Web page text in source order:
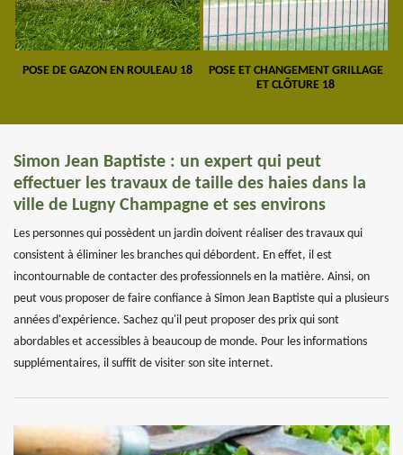
POSE DE GAZON EN ROULEAU 18
POSE ET CHANGEMENT GRILLAGE
ET CLÔTURE 18
Simon Jean Baptiste : un expert qui peut
effectuer les travaux de taille des haies dans la
ville de Lugny Champagne et ses environs
Les personnes qui possèdent un jardin doivent réaliser des travaux qui
consistent à éliminer les branches qui débordent. En effet, il est
incontournable de contacter des professionnels en la matière. Ainsi, on
peut vous proposer de faire confiance à Simon Jean Baptiste qui a plusieurs
années d'expérience. Sachez qu'il peut proposer des prix qui sont
abordables et accessibles à beaucoup de monde. Pour les informations
supplémentaires, il suffit de visiter son site internet.